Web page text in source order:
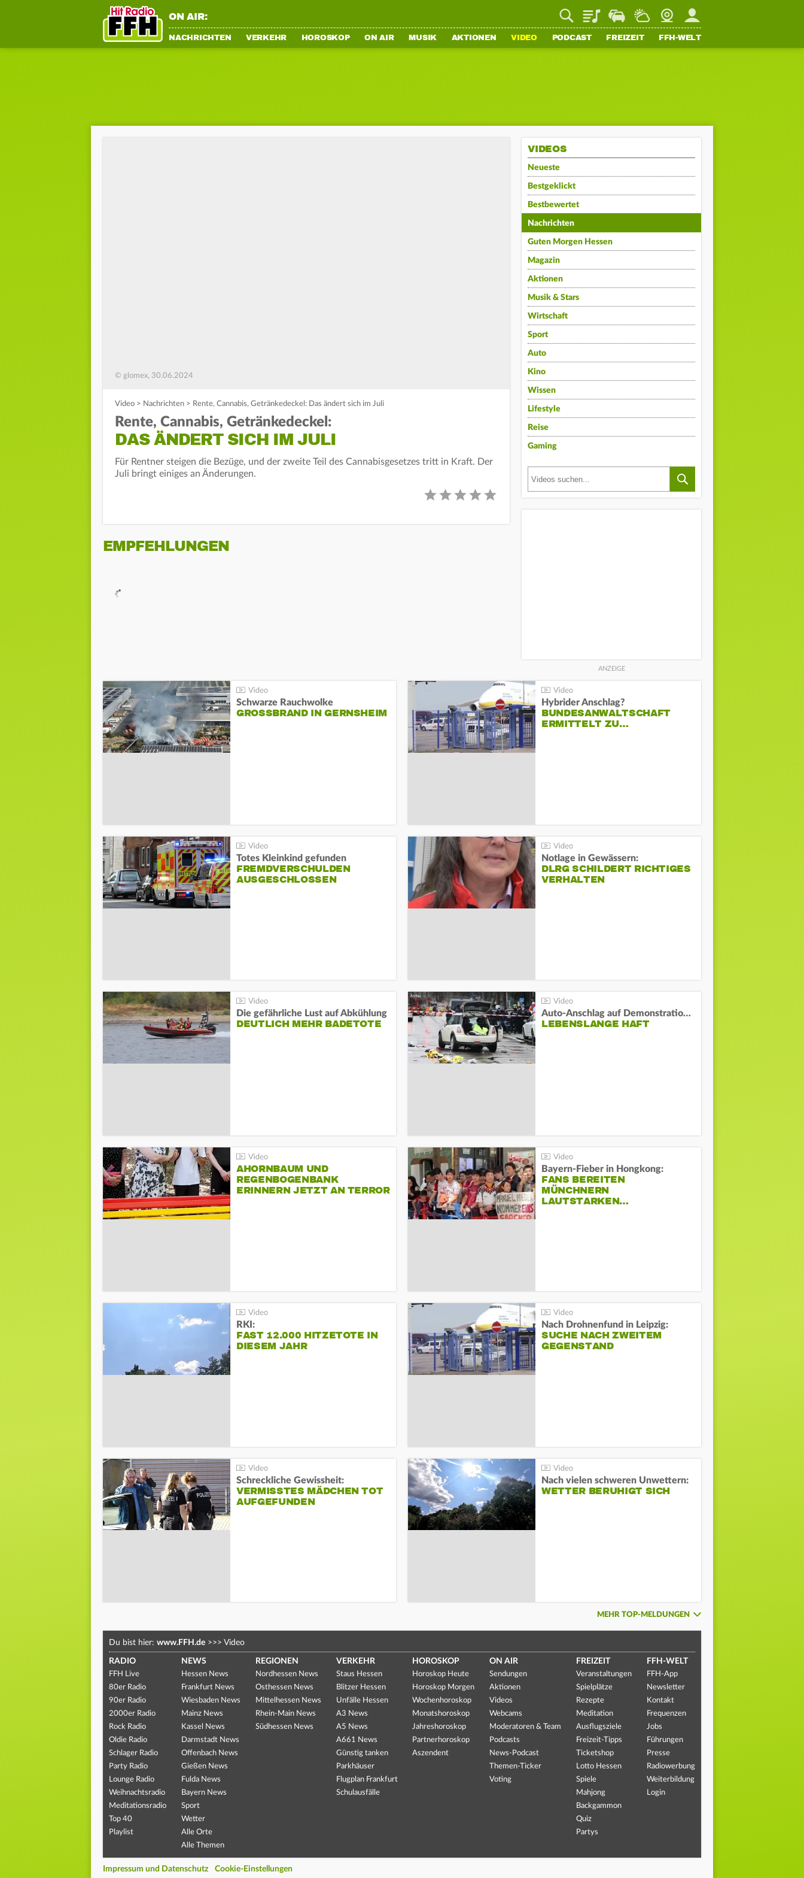
ON AIR: PlaylistStaupilotWetterWebcamMein FFH
NACHRICHTEN VERKEHR HOROSKOP ON AIR MUSIK AKTIONEN VIDEO PODCAST FREIZEIT FFH-WELT
© glomex, 30.06.2024
Video > Nachrichten > Rente, Cannabis, Getränkedeckel: Das ändert sich im Juli
Rente, Cannabis, Getränkedeckel:
DAS ÄNDERT SICH IM JULI
Für Rentner steigen die Bezüge, und der zweite Teil des Cannabisgesetzes tritt in Kraft. Der
Juli bringt einiges an Änderungen.
EMPFEHLUNGEN
VIDEOS
Neueste
Bestgeklickt
Bestbewertet
Nachrichten
Guten Morgen Hessen
Magazin
Aktionen
Musik & Stars
Wirtschaft
Sport
Auto
Kino
Wissen
Lifestyle
Reise
Gaming
Schwarze Rauchwolke
GROSSBRAND IN GERNSHEIM
Hybrider Anschlag?
BUNDESANWALTSCHAFT
ERMITTELT ZU…
Totes Kleinkind gefunden
FREMDVERSCHULDEN
AUSGESCHLOSSEN
Notlage in Gewässern:
DLRG SCHILDERT RICHTIGES
VERHALTEN
Die gefährliche Lust auf Abkühlung
DEUTLICH MEHR BADETOTE
Auto-Anschlag auf Demonstration in München:
LEBENSLANGE HAFT
AHORNBAUM UND
REGENBOGENBANK
ERINNERN JETZT AN TERROR
Bayern-Fieber in Hongkong:
FANS BEREITEN
MÜNCHNERN
LAUTSTARKEN…
RKI:
FAST 12.000 HITZETOTE IN
DIESEM JAHR
Nach Drohnenfund in Leipzig:
SUCHE NACH ZWEITEM
GEGENSTAND
Schreckliche Gewissheit:
VERMISSTES MÄDCHEN TOT
AUFGEFUNDEN
Nach vielen schweren Unwettern:
WETTER BERUHIGT SICH
MEHR TOP-MELDUNGEN
Du bist hier: www.FFH.de >>> Video
RADIO
FFH Live
80er Radio
90er Radio
2000er Radio
Rock Radio
Oldie Radio
Schlager Radio
Party Radio
Lounge Radio
Weihnachtsradio
Meditationsradio
Top 40
Playlist
NEWS
Hessen News
Frankfurt News
Wiesbaden News
Mainz News
Kassel News
Darmstadt News
Offenbach News
Gießen News
Fulda News
Bayern News
Sport
Wetter
Alle Orte
Alle Themen
REGIONEN
Nordhessen News
Osthessen News
Mittelhessen News
Rhein-Main News
Südhessen News
VERKEHR
Staus Hessen
Blitzer Hessen
Unfälle Hessen
A3 News
A5 News
A661 News
Günstig tanken
Parkhäuser
Flugplan Frankfurt
Schulausfälle
HOROSKOP
Horoskop Heute
Horoskop Morgen
Wochenhoroskop
Monatshoroskop
Jahreshoroskop
Partnerhoroskop
Aszendent
ON AIR
Sendungen
Aktionen
Videos
Webcams
Moderatoren & Team
Podcasts
News-Podcast
Themen-Ticker
Voting
FREIZEIT
Veranstaltungen
Spielplätze
Rezepte
Meditation
Ausflugsziele
Freizeit-Tipps
Ticketshop
Lotto Hessen
Spiele
Mahjong
Backgammon
Quiz
Partys
FFH-WELT
FFH-App
Newsletter
Kontakt
Frequenzen
Jobs
Führungen
Presse
Radiowerbung
Weiterbildung
Login
Impressum und Datenschutz Cookie-Einstellungen